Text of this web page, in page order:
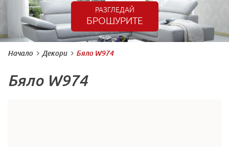
РАЗГЛЕДАЙ
БРОШУРИТЕ
Начало Декори Бяло W974
Бяло W974